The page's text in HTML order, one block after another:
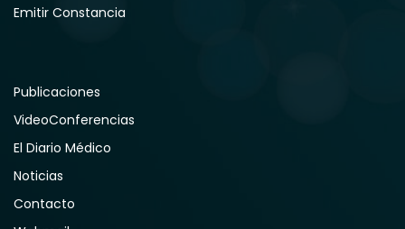
Emitir Constancia
Publicaciones
VideoConferencias
El Diario Médico
Noticias
Contacto